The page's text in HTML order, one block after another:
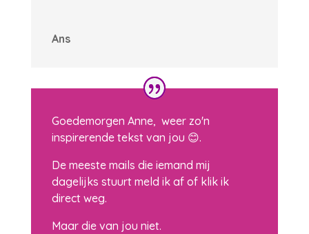
Ans
Goedemorgen Anne, weer zo'n
inspirerende tekst van jou 😊.
De meeste mails die iemand mij
dagelijks stuurt meld ik af of klik ik
direct weg.
Maar die van jou niet.